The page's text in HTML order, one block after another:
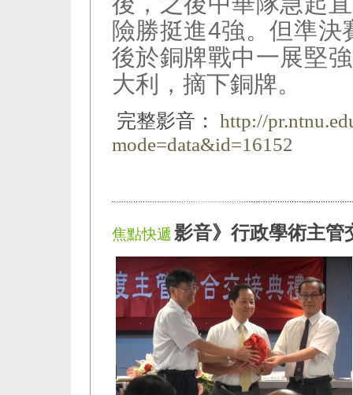
險勝挺進4強。但準
後於銅牌戰中一展堅
大利，摘下銅牌。
完整影音：
http://
mode=data&id=16152
焦點快遞 影音》行政學術主管